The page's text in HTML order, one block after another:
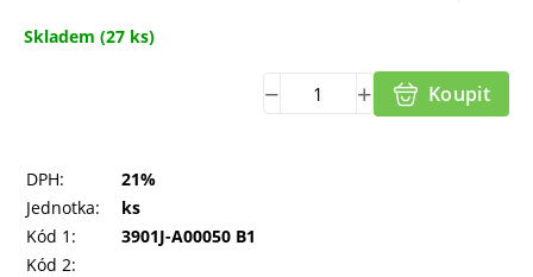
Skladem (27 ks)
Koupit
DPH:
21%
Jednotka:
ks
Kód 1:
3901J-A00050 B1
Kód 2: